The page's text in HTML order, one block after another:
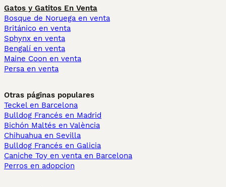
Gatos y Gatitos En Venta
Bosque de Noruega en venta
Británico en venta
Sphynx en venta
Bengalí en venta
Maine Coon en venta
Persa en venta
Otras páginas populares
Teckel en Barcelona
Bulldog Francés en Madrid
Bichón Maltés en València
Chihuahua en Sevilla
Bulldog Francés en Galicia
Caniche Toy en venta en Barcelona
Perros en adopcion